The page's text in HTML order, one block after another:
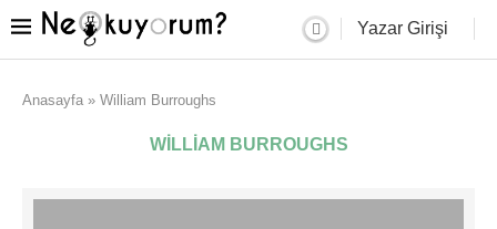
Yazar Girişi
Anasayfa » William Burroughs
WILLIAM BURROUGHS